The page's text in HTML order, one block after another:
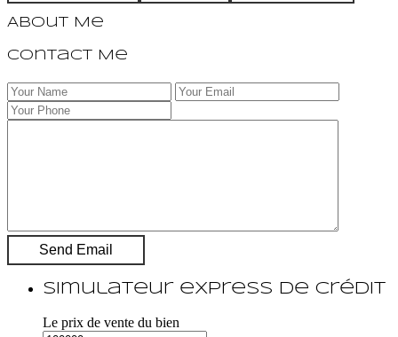
About Me
Contact Me
Simulateur express de crédit
Le prix de vente du bien